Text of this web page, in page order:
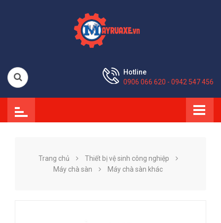
Hotline
0906 066 620 - 0942 547 456
Trang chủ
Thiết bị vệ sinh công nghiệp
Máy chà sàn
Máy chà sàn khác